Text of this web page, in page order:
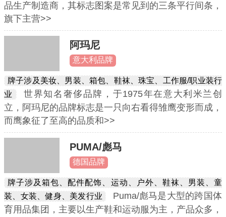
品生产制造商，其标志图案是常见到的三条平行间条，
旗下主营>>
阿玛尼
意大利品牌
牌子涉及美妆、男装、箱包、鞋袜、珠宝、工作服/职业装行
业
世界知名奢侈品牌，于1975年在意大利米兰创
立，阿玛尼的品牌标志是一只向右看得雏鹰变形而成，
而鹰象征了至高的品质和>>
PUMA/彪马
德国品牌
牌子涉及箱包、配件配饰、运动、户外、鞋袜、男装、童
装、女装、健身、美发行业
Puma/彪马是大型的跨国体
育用品集团，主要以生产鞋和运动服为主，产品众多，